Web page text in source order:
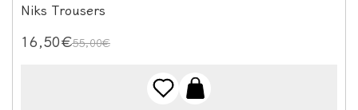
Niks Trousers
16,50€55,00€